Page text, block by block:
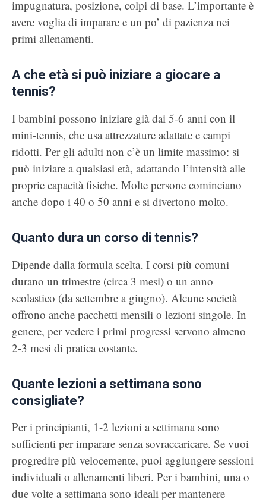
impugnatura, posizione, colpi di base. L’importante è
avere voglia di imparare e un po’ di pazienza nei
primi allenamenti.
A che età si può iniziare a giocare a
tennis?
I bambini possono iniziare già dai 5-6 anni con il
mini-tennis, che usa attrezzature adattate e campi
ridotti. Per gli adulti non c’è un limite massimo: si
può iniziare a qualsiasi età, adattando l’intensità alle
proprie capacità fisiche. Molte persone cominciano
anche dopo i 40 o 50 anni e si divertono molto.
Quanto dura un corso di tennis?
Dipende dalla formula scelta. I corsi più comuni
durano un trimestre (circa 3 mesi) o un anno
scolastico (da settembre a giugno). Alcune società
offrono anche pacchetti mensili o lezioni singole. In
genere, per vedere i primi progressi servono almeno
2-3 mesi di pratica costante.
Quante lezioni a settimana sono
consigliate?
Per i principianti, 1-2 lezioni a settimana sono
sufficienti per imparare senza sovraccaricare. Se vuoi
progredire più velocemente, puoi aggiungere sessioni
individuali o allenamenti liberi. Per i bambini, una o
due volte a settimana sono ideali per mantenere